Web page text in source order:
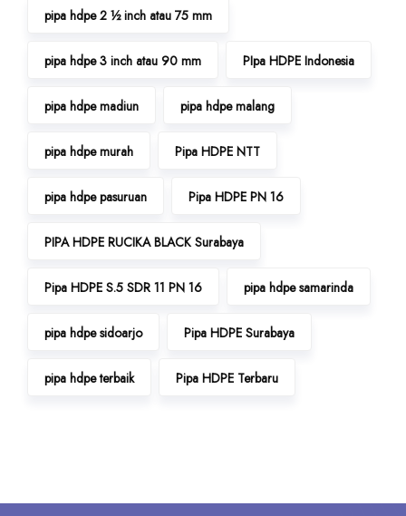
pipa hdpe 2 ½ inch atau 75 mm
pipa hdpe 3 inch atau 90 mm PIpa HDPE Indonesia
pipa hdpe madiun pipa hdpe malang
pipa hdpe murah Pipa HDPE NTT
pipa hdpe pasuruan Pipa HDPE PN 16
PIPA HDPE RUCIKA BLACK Surabaya
Pipa HDPE S.5 SDR 11 PN 16 pipa hdpe samarinda
pipa hdpe sidoarjo Pipa HDPE Surabaya
pipa hdpe terbaik Pipa HDPE Terbaru